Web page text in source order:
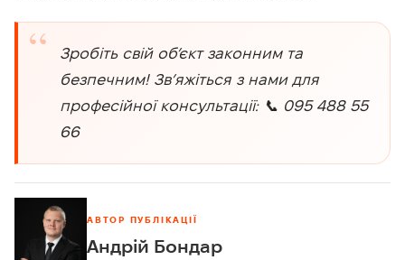
Зробіть свій об’єкт законним та
безпечним! Зв’яжіться з нами для
професійної консультації: 📞 095 488 55
66
АВТОР ПУБЛІКАЦІЇ
Андрій Бондар